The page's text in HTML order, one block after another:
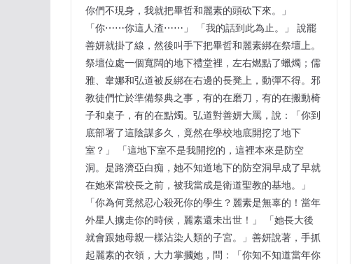
你們不現身，我就把畢哲和麗素的頭砍下來。」
「你⋯⋯你這人渣⋯⋯」 「我的話到此為止。」 說罷
善妍就掛了線，然後叫手下把畢哲和麗素綁在祭壇上。
祭壇位處一個寬闊的地下禮堂裡，左右燃點了蠟燭；儒
雅、韋娜和弘道被反綁在右邊的長凳上，動彈不得。邪
教徒們忙於準備祭典之事，有的在磨刀，有的在搬動椅
子和桌子，有的在點燭。弘道對善妍大罵，說：「你到
底部署了這陰謀多久，竟然在學校地底開挖了地下
室？」 「這地下室不是我開挖的，這裡本來是防空
洞。是路濟亞白痴，她不知道地下的防空洞早成了早就
在她來當校長之前，被我當成是衛道聖教的基地。」
「你為何竟然忍心殺死你的學生？麗素是無辜的！當年
外星人擄走你的時候，麗素還未出世！」 「她長大後
就會跟她母親一樣沾染人類的子宮。」善妍說著，手抓
起麗素的衣領，大力掌摑她，問：「你知不知道當年你